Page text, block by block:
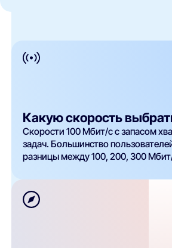
Какую скорость
Скорости 100 Мбит/с с запасом
задач. Большинство
разницы между 100, 200, 300